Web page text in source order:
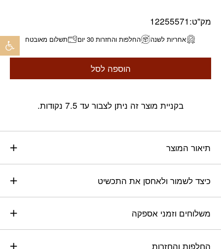
מק"ט: 12255571
אחריות לשנה החלפות והחזרות 30 יום תשלום מאובטח
הוספה לסל
בקניית מוצר זה ניתן לצבור עד 7.5 נקודות.
תיאור המוצר
כיצד לשמור ולאחסן את התכשיט
משלוחים וזמני אספקה
החלפות והחזרות